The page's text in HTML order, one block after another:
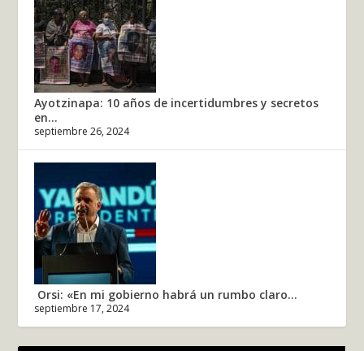
Ayotzinapa: 10 años de incertidumbres y secretos
en...
septiembre 26, 2024
Orsi: «En mi gobierno habrá un rumbo claro...
septiembre 17, 2024